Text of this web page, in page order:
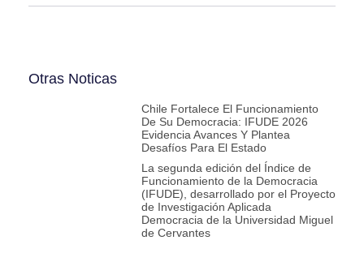
Otras Noticas
Chile Fortalece El Funcionamiento
De Su Democracia: IFUDE 2026
Evidencia Avances Y Plantea
Desafíos Para El Estado
La segunda edición del Índice de
Funcionamiento de la Democracia
(IFUDE), desarrollado por el Proyecto
de Investigación Aplicada
Democracia de la Universidad Miguel
de Cervantes